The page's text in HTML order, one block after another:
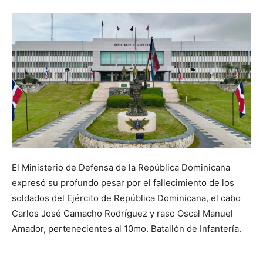
El Ministerio de Defensa de la República Dominicana
expresó su profundo pesar por el fallecimiento de los
soldados del Ejército de República Dominicana, el cabo
Carlos José Camacho Rodríguez y raso Oscal Manuel
Amador, pertenecientes al 10mo. Batallón de Infantería.